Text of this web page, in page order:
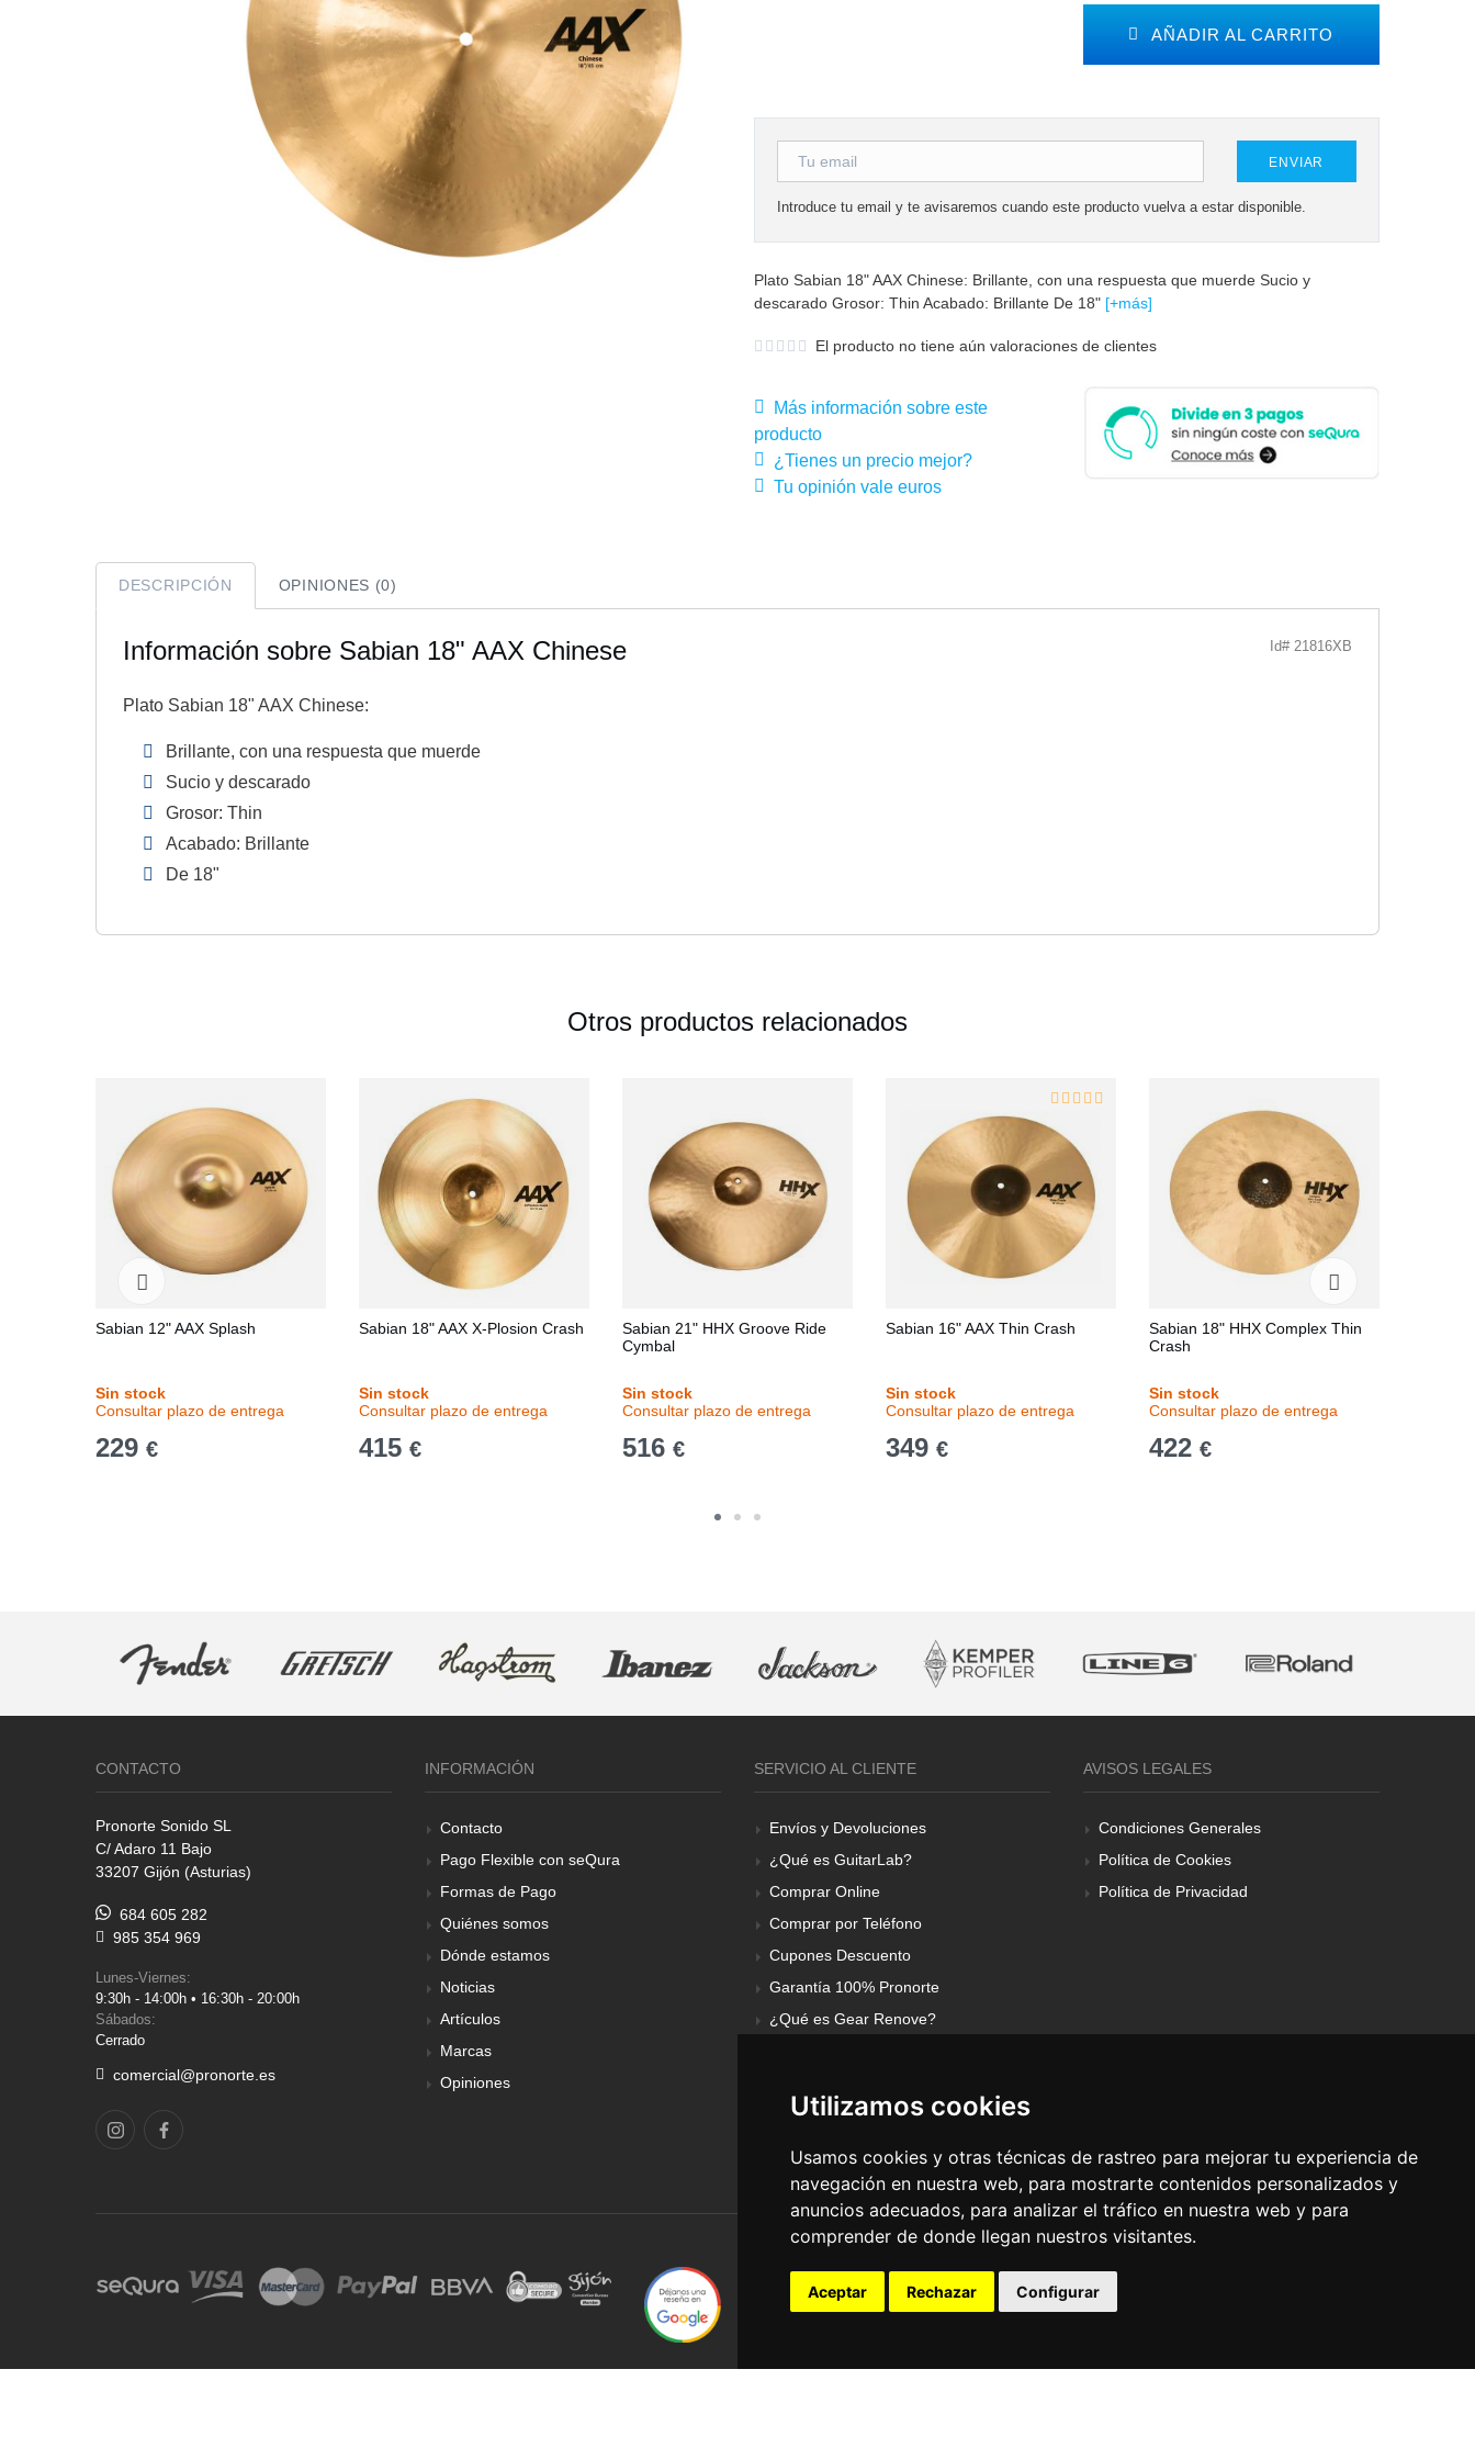
Utilizamos cookies
Usamos cookies y otras técnicas de rastreo para mejorar tu experiencia de
navegación en nuestra web, para mostrarte contenidos personalizados y
anuncios adecuados, para analizar el tráfico en nuestra web y para
comprender de donde llegan nuestros visitantes.
Aceptar Rechazar Configurar
AÑADIR AL CARRITO
ENVIAR
Introduce tu email y te avisaremos cuando este producto vuelva a estar disponible.
Plato Sabian 18" AAX Chinese: Brillante, con una respuesta que muerde Sucio y
descarado Grosor: Thin Acabado: Brillante De 18" [+más]
El producto no tiene aún valoraciones de clientes
Más información sobre este
producto
¿Tienes un precio mejor?
Tu opinión vale euros
DESCRIPCIÓN OPINIONES (0)
Información sobre Sabian 18" AAX Chinese Id# 21816XB
Plato Sabian 18" AAX Chinese:
Brillante, con una respuesta que muerde
Sucio y descarado
Grosor: Thin
Acabado: Brillante
De 18"
Otros productos relacionados
Sabian 12" AAX Splash
Sin stock
Consultar plazo de entrega
229 €
Sabian 18" AAX X-Plosion Crash
Sin stock
Consultar plazo de entrega
415 €
Sabian 21" HHX Groove Ride
Cymbal
Sin stock
Consultar plazo de entrega
516 €
Sabian 16" AAX Thin Crash
Sin stock
Consultar plazo de entrega
349 €
Sabian 18" HHX Complex Thin
Crash
Sin stock
Consultar plazo de entrega
422 €
CONTACTO
Pronorte Sonido SL
C/ Adaro 11 Bajo
33207 Gijón (Asturias)
684 605 282
985 354 969
Lunes-Viernes:
9:30h - 14:00h • 16:30h - 20:00h
Sábados:
Cerrado
comercial@pronorte.es
INFORMACIÓN
Contacto
Pago Flexible con seQura
Formas de Pago
Quiénes somos
Dónde estamos
Noticias
Artículos
Marcas
Opiniones
SERVICIO AL CLIENTE
Envíos y Devoluciones
¿Qué es GuitarLab?
Comprar Online
Comprar por Teléfono
Cupones Descuento
Garantía 100% Pronorte
¿Qué es Gear Renove?
AVISOS LEGALES
Condiciones Generales
Política de Cookies
Política de Privacidad
© Pronorte Sonido SL. Todos los derechos reservados.